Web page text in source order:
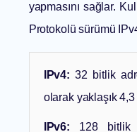
yapmasını sağlar.
Protokolü sürümü
IPv4: 32 bitlik
olarak yaklaşık
IPv6: 128 bitlik